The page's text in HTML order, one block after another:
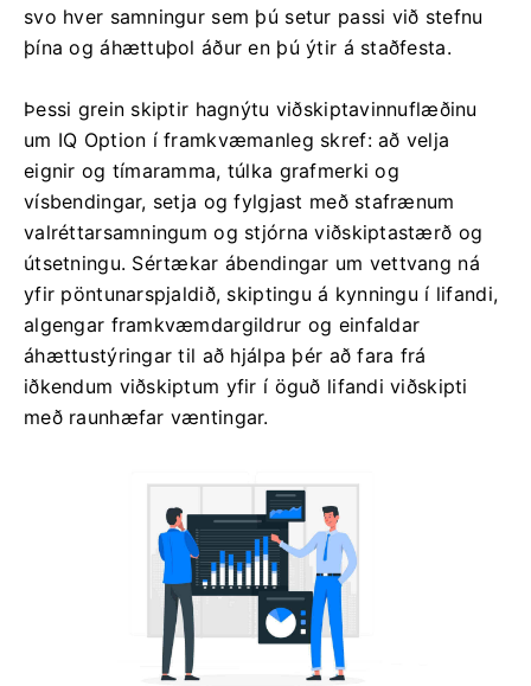
svo hver samningur sem þú setur passi við stefnu
þína og áhættuþol áður en þú ýtir á staðfesta.
Þessi grein skiptir hagnýtu viðskiptavinnuflæðinu
um IQ Option í framkvæmanleg skref: að velja
eignir og tímaramma, túlka grafmerki og
vísbendingar, setja og fylgjast með stafrænum
valréttarsamningum og stjórna viðskiptastærð og
útsetningu. Sértækar ábendingar um vettvang ná
yfir pöntunarspjaldið, skiptingu á kynningu í lifandi,
algengar framkvæmdargildrur og einfaldar
áhættustýringar til að hjálpa þér að fara frá
iðkendum viðskiptum yfir í öguð lifandi viðskipti
með raunhæfar væntingar.